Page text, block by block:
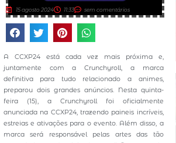
15 agosto 2024 11:33 sem comentários
A CCXP24 está cada vez mais próxima e,
juntamente com a Crunchyroll, a marca
definitiva para tudo relacionado a animes,
preparou dois grandes anúncios. Nesta quinta-
feira (15), a Crunchyroll foi oficialmente
anunciada na CCXP24, trazendo paineis incríveis,
estreias e ativações para o evento. Além disso, a
marca será responsável pelas artes das tão